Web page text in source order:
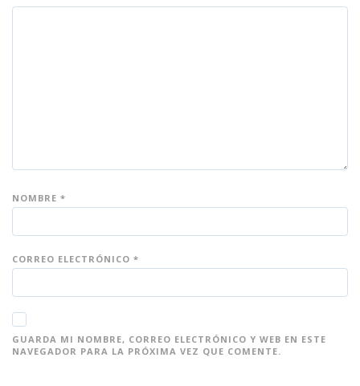
NOMBRE *
CORREO ELECTRÓNICO *
GUARDA MI NOMBRE, CORREO ELECTRÓNICO Y WEB EN ESTE
NAVEGADOR PARA LA PRÓXIMA VEZ QUE COMENTE.